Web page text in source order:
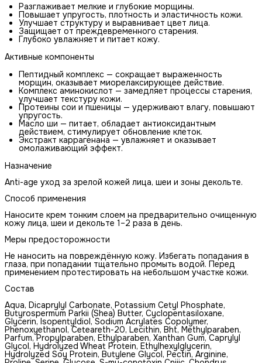
Разглаживает мелкие и глубокие морщины.
Повышает упругость, плотность и эластичность кожи.
Улучшает структуру и выравнивает цвет лица.
Защищает от преждевременного старения.
Глубоко увлажняет и питает кожу.
Активные компоненты
Пептидный комплекс — сокращает выраженность
морщин, оказывает миорелаксирующее действие.
Комплекс аминокислот — замедляет процессы старения,
улучшает текстуру кожи.
Протеины сои и пшеницы — удерживают влагу, повышают
упругость.
Масло ши — питает, обладает антиоксидантным
действием, стимулирует обновление клеток.
Экстракт каррагенана — увлажняет и оказывает
омолаживающий эффект.
Назначение
Anti-age уход за зрелой кожей лица, шеи и зоны декольте.
Способ применения
Наносите крем тонким слоем на предварительно очищенную
кожу лица, шеи и декольте 1–2 раза в день.
Меры предосторожности
Не наносить на повреждённую кожу. Избегать попадания в
глаза, при попадании тщательно промыть водой. Перед
применением протестировать на небольшом участке кожи.
Состав
Aqua, Dicaprylyl Carbonate, Potassium Cetyl Phosphate,
Butyrospermum Parkii (Shea) Butter, Cyclopentasiloxane,
Glycerin, Isopentyldiol, Sodium Acrylates Copolymer,
Phenoxyethanol, Ceteareth-20, Lecithin, Bht, Methylparaben,
Parfum, Propylparaben, Ethylparaben, Xanthan Gum, Caprylyl
Glycol, Hydrolyzed Wheat Protein, Ethylhexylglycerin,
Hydrolyzed Soy Protein, Butylene Glycol, Pectin, Arginine,